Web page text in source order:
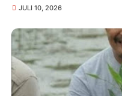
JULI 10, 2026